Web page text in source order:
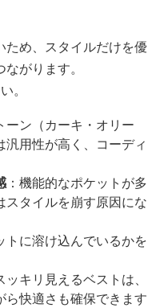
ため、スタイルだけを優
がります。
。
ーン（カーキ・オリー
用性が高く、コーディ
：機能的なポケットが多
スタイルを崩す原因にな
に溶け込んでいるかを
ッキリ見えるベストは、
ら快適さも確保できます